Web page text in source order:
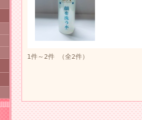
1件～2件 （全2件）